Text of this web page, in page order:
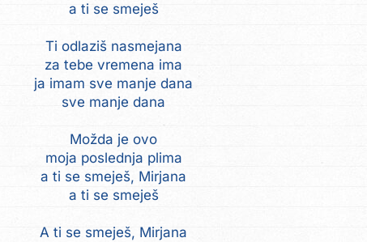
a ti se smeješ
Ti odlaziš nasmejana
za tebe vremena ima
ja imam sve manje dana
sve manje dana
Možda je ovo
moja poslednja plima
a ti se smeješ, Mirjana
a ti se smeješ
A ti se smeješ, Mirjana